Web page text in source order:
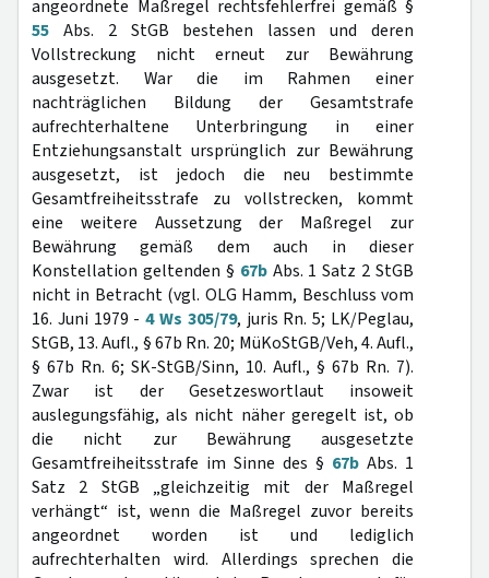
angeordnete Maßregel rechtsfehlerfrei gemäß §
55 Abs. 2 StGB bestehen lassen und deren
Vollstreckung nicht erneut zur Bewährung
ausgesetzt. War die im Rahmen einer
nachträglichen Bildung der Gesamtstrafe
aufrechterhaltene Unterbringung in einer
Entziehungsanstalt ursprünglich zur Bewährung
ausgesetzt, ist jedoch die neu bestimmte
Gesamtfreiheitsstrafe zu vollstrecken, kommt
eine weitere Aussetzung der Maßregel zur
Bewährung gemäß dem auch in dieser
Konstellation geltenden § 67bAbs. 1 Satz 2 StGB
nicht in Betracht (vgl. OLG Hamm, Beschluss vom
16. Juni 1979 -4 Ws 305/79, juris Rn. 5; LK/Peglau,
StGB, 13. Aufl., § 67b Rn. 20; MüKoStGB/Veh, 4. Aufl.,
§ 67b Rn. 6; SK-StGB/Sinn, 10. Aufl., § 67b Rn. 7).
Zwar ist der Gesetzeswortlaut insoweit
auslegungsfähig, als nicht näher geregelt ist, ob
die nicht zur Bewährung ausgesetzte
Gesamtfreiheitsstrafe im Sinne des § 67b Abs. 1
Satz 2 StGB „gleichzeitig mit der Maßregel
verhängt“ ist, wenn die Maßregel zuvor bereits
angeordnet worden ist und lediglich
aufrechterhalten wird. Allerdings sprechen die